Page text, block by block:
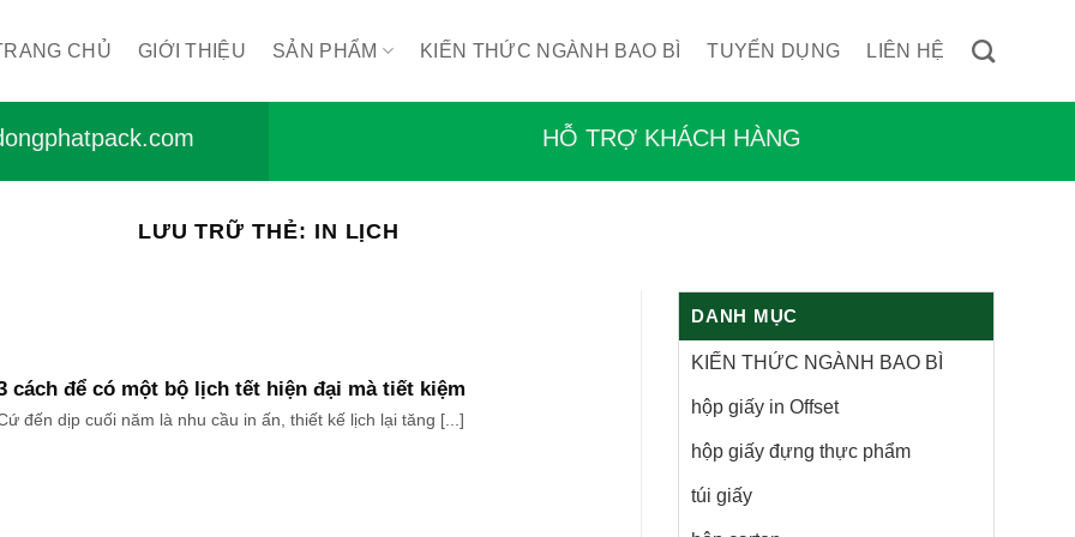
CHỦ GIỚI THIỆU SẢN PHẨM KIẾN THỨC NGÀNH BAO BÌ TUYỂN DỤNG LIÊN HỆ
HỖ TRỢ KHÁCH HÀNG
LƯU TRỮ THẺ: IN LỊCH
cách để có một bộ lịch tết hiện đại mà tiết kiệm
đến dịp cuối năm là nhu cầu in ấn, thiết kế lịch lại tăng [...]
DANH MỤC
KIẾN THỨC NGÀNH BAO BÌ
hộp giấy in Offset
hộp giấy đựng thực phẩm
túi giấy